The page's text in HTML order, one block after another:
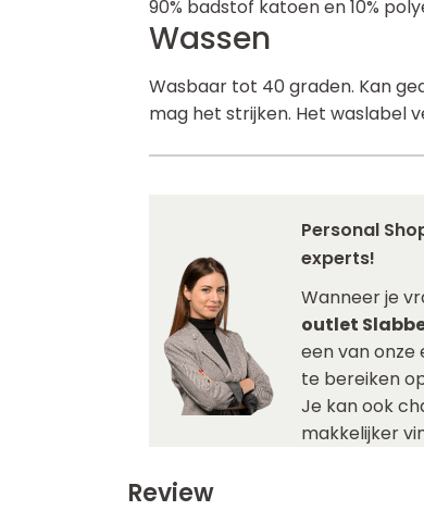
90% badstof katoen en 10%
Wassen
Wasbaar tot 40 graden. Kan
mag het strijken. Het waslabel
Personal
experts!
Wanneer je
outlet
een van onze
te bereiken
Je kan ook
makkelijker
Review